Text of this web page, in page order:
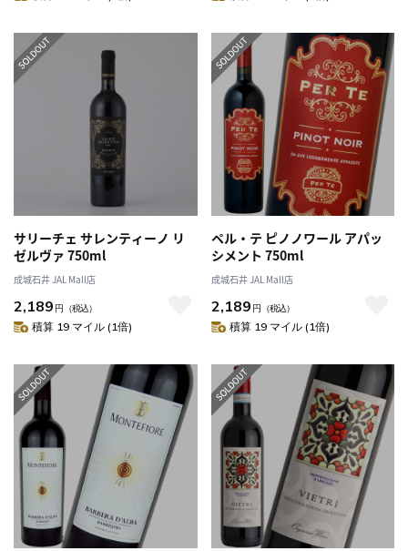
サリーチェ サレンティーノ リ
ゼルヴァ 750ml
成城石井 JAL Mall店
2,189 円 （税込）
積算 19 マイル (1倍)
ペル・テ ピノノワール アパッ
シメント 750ml
成城石井 JAL Mall店
2,189 円 （税込）
積算 19 マイル (1倍)